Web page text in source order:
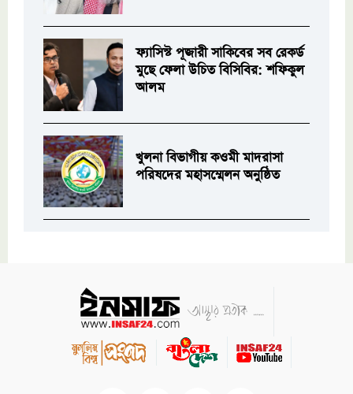
ফ্যাসিস্ট পূজারী সাকিবের সব রেকর্ড
মুছে ফেলা উচিত বিসিবির: শফিকুল
আলম
খুলনা বিভাগীয় কওমী মাদরাসা
পরিষদের মহাসম্মেলন অনুষ্ঠিত